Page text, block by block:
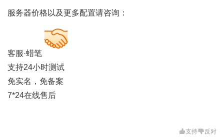
服务器价格以及更多配置请咨询：
客服·蜡笔
支持24小时测试
免实名，免备案
7*24在线售后
支持 反对